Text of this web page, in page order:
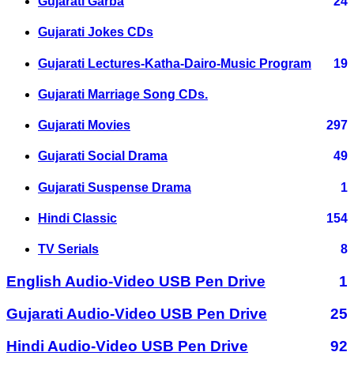
Gujarati Jokes CDs
Gujarati Lectures-Katha-Dairo-Music Program 19
Gujarati Marriage Song CDs.
Gujarati Movies 297
Gujarati Social Drama 49
Gujarati Suspense Drama 1
Hindi Classic 154
TV Serials 8
English Audio-Video USB Pen Drive
1
Gujarati Audio-Video USB Pen Drive
25
Hindi Audio-Video USB Pen Drive
92